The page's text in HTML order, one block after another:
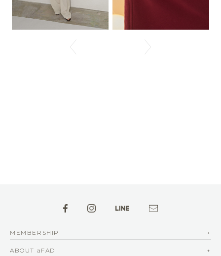
MEMBERSHIP
ABOUT aFAD